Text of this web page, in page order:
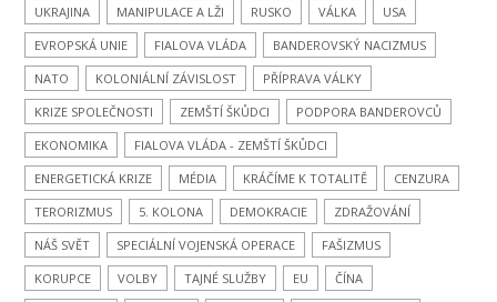
UKRAJINA MANIPULACE A LŽI RUSKO VÁLKA
USA
EVROPSKÁ UNIE
FIALOVA VLÁDA
BANDEROVSKÝ NACIZMUS
NATO
KOLONIÁLNÍ ZÁVISLOST
PŘÍPRAVA VÁLKY
KRIZE SPOLEČNOSTI
ZEMŠTÍ ŠKŮDCI
PODPORA BANDEROVCŮ
EKONOMIKA
FIALOVA VLÁDA - ZEMŠTÍ ŠKŮDCI
ENERGETICKÁ KRIZE
MÉDIA KRÁČÍME K TOTALITĚ
CENZURA
TERORIZMUS
5. KOLONA DEMOKRACIE
ZDRAŽOVÁNÍ
NÁŠ SVĚT
SPECIÁLNÍ VOJENSKÁ OPERACE
FAŠIZMUS
KORUPCE
VOLBY TAJNÉ SLUŽBY EU
ČÍNA